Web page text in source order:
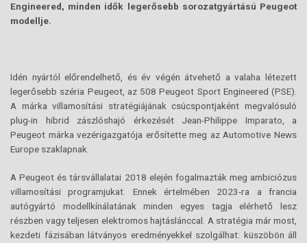
Engineered, minden idők legerősebb sorozatgyártású Peugeot
modellje.
Idén nyártól előrendelhető, és év végén átvehető a valaha létezett
legerősebb széria Peugeot, az 508 Peugeot Sport Engineered (PSE).
A márka villamosítási stratégiájának csúcspontjaként megvalósuló
plug-in hibrid zászlóshajó érkezését Jean-Philippe Imparato, a
Peugeot márka vezérigazgatója erősítette meg az Automotive News
Europe szaklapnak.
A Peugeot és társvállalatai 2018 elején fogalmazták meg ambiciózus
villamosítási programjukat. Ennek értelmében 2023-ra a francia
autógyártó modellkínálatának minden egyes tagja elérhető lesz
részben vagy teljesen elektromos hajtáslánccal. A stratégia már most,
kezdeti fázisában látványos eredményekkel szolgálhat: küszöbön áll